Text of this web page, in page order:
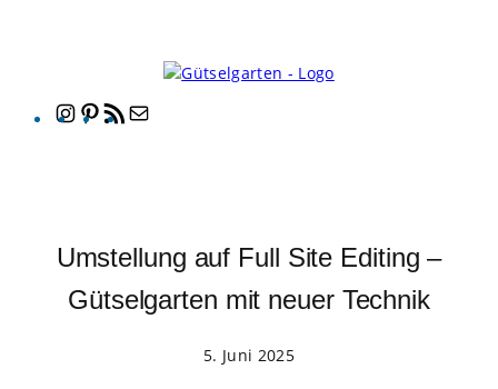
Instagram
Pinterest
RSS-
Umstellung auf Full Site Editing –
Gütselgarten mit neuer Technik
5. Juni 2025